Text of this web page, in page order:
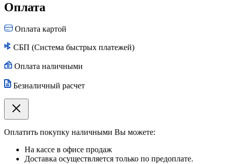
Оплата
Оплата картой
СБП (Система быстрых платежей)
Оплата наличными
Безналичный расчет
Оплатить покупку наличными Вы можете:
На кассе в офисе продаж
Доставка осуществляется только по предоплате.